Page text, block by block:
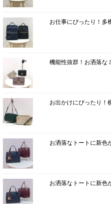
お仕事にぴったり！多
機能性抜群！お洒落な
お出かけにぴったり！
お洒落なトートに新色
お洒落なトートに新色